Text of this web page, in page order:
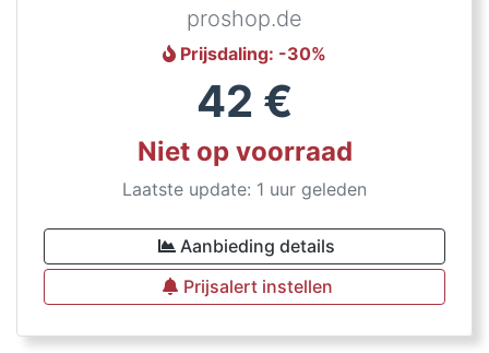
proshop.de
Prijsdaling: -30%
42 €
Niet op voorraad
Laatste update: 1 uur geleden
Aanbieding details
Prijsalert instellen